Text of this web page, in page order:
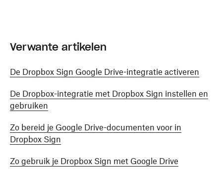
Verwante artikelen
De Dropbox Sign Google Drive-integratie activeren
De Dropbox-integratie met Dropbox Sign instellen en
gebruiken
Zo bereid je Google Drive-documenten voor in
Dropbox Sign
Zo gebruik je Dropbox Sign met Google Drive